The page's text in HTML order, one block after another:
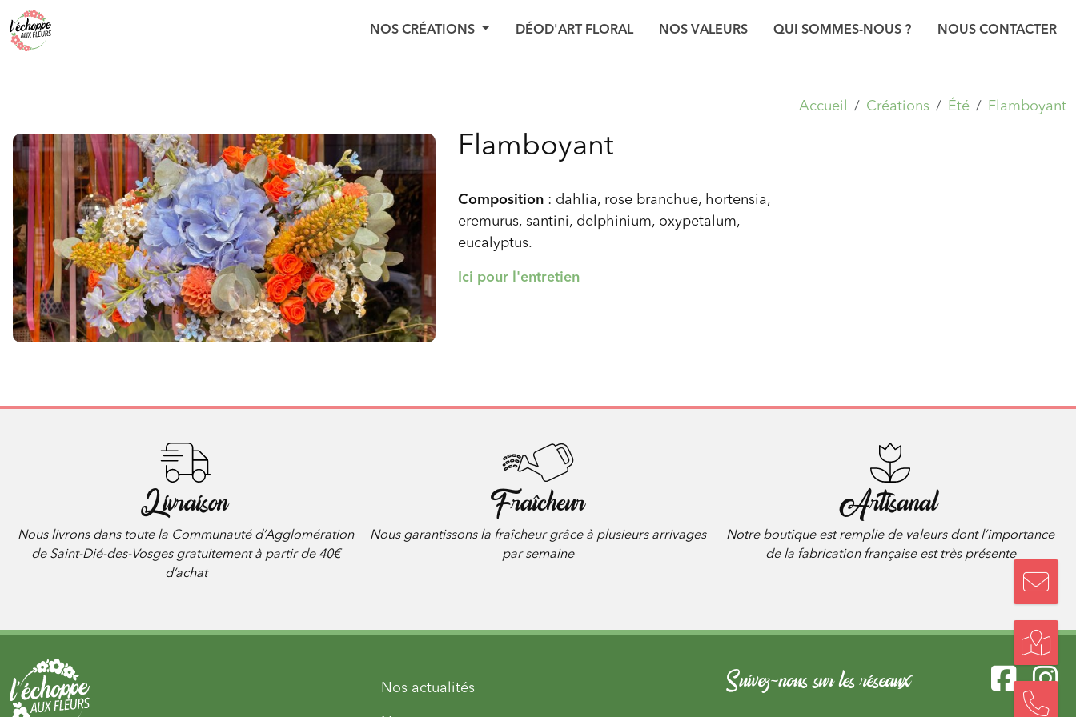
NOS CRÉATIONS DÉOD'ART FLORAL NOS VALEURS QUI SOMMES-NOUS ? NOUS CONTACTER
Accueil Créations Été Flamboyant
Flamboyant
Composition : dahlia, rose branchue, hortensia,
eremurus, santini, delphinium, oxypetalum,
eucalyptus.
Ici pour l'entretien
Livraison
Nous livrons dans toute la Communauté d’Agglomération
de Saint-Dié-des-Vosges gratuitement à partir de 40€
d’achat
Fraîcheur
Nous garantissons la fraîcheur grâce à plusieurs arrivages
par semaine
Artisanal
Notre boutique est remplie de valeurs dont l’importance
de la fabrication française est très présente
Nos actualités Suivez-nous sur les réseaux